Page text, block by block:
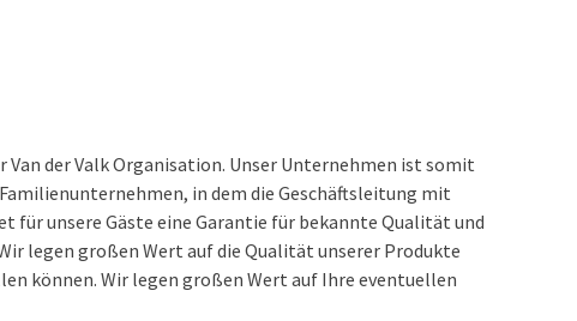
der Valk Organisation. Unser Unternehmen ist somit
in dem die Geschäftsleitung mit
für unsere Gäste eine Garantie für bekannte Qualität und
legen großen Wert auf die Qualität unserer Produkte
können. Wir legen großen Wert auf Ihre eventuellen